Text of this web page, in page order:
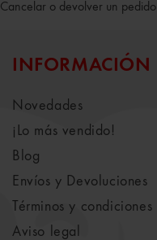
Cancelar o devolver un pedido
INFORMACIÓN
Novedades
¡Lo más vendido!
Blog
Envíos y Devoluciones
Términos y condiciones
Aviso legal